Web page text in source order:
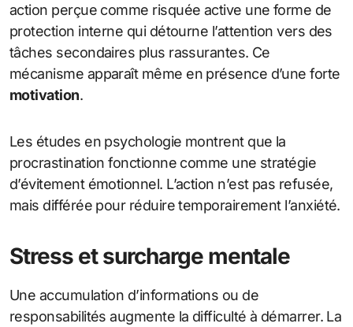
action perçue comme risquée active une forme de
protection interne qui détourne l’attention vers des
tâches secondaires plus rassurantes. Ce
mécanisme apparaît même en présence d’une forte
motivation.
Les études en psychologie montrent que la
procrastination fonctionne comme une stratégie
d’évitement émotionnel. L’action n’est pas refusée,
mais différée pour réduire temporairement l’anxiété.
Stress et surcharge mentale
Une accumulation d’informations ou de
responsabilités augmente la difficulté à démarrer. La